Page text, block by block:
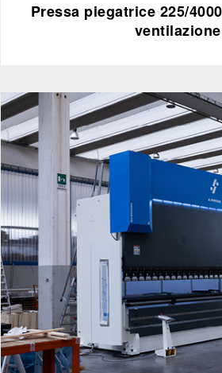
Pressa piegatrice 225/
ventilazione